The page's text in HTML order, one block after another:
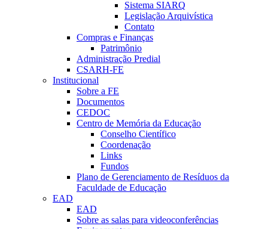
Sistema SIARQ
Legislação Arquivística
Contato
Compras e Finanças
Patrimônio
Administração Predial
CSARH-FE
Institucional
Sobre a FE
Documentos
CEDOC
Centro de Memória da Educação
Conselho Científico
Coordenação
Links
Fundos
Plano de Gerenciamento de Resíduos da
Faculdade de Educação
EAD
EAD
Sobre as salas para videoconferências